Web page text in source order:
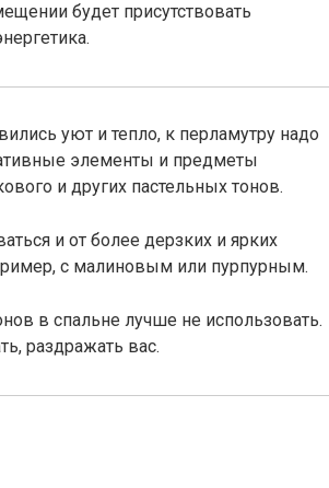
будет присутствовать
уют и тепло, к перламутру надо
элементы и предметы
и других пастельных тонов.
и от более дерзких и ярких
с малиновым или пурпурным.
в спальне лучше не использовать.
раздражать вас.